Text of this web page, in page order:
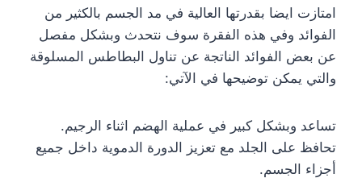
امتازت ايضا بقدرتها العالية في مد الجسم بالكثير من
الفوائد وفي هذه الفقرة سوف نتحدث وبشكل مفصل
عن بعض الفوائد الناتجة عن تناول البطاطس المسلوقة
والتي يمكن توضيحها في الآتي:
تساعد وبشكل كبير في عملية الهضم اثناء الرجيم.
تحافظ على الجلد مع تعزيز الدورة الدموية داخل جميع
أجزاء الجسم.